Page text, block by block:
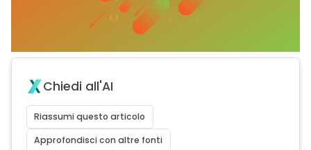
Chiedi all'AI
Riassumi questo articolo
Approfondisci con altre fonti